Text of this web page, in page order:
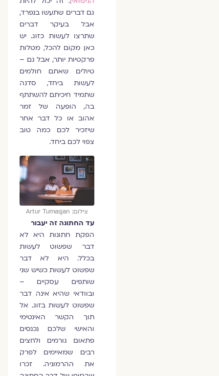
גם דברים שתעשו בנפרד,
אבל בעיקר דברים
שתרצו לעשות כזוג. יש
כאן מקום להכל, מטלות
פרקטיות יותר, אבל גם –
טיולים שאתם חולמים
לעשות ביחד, סדנה
שתמיד חיכיתם להשתתף
בה, הופעה של זמר
אהוב או כל דבר אחר
שיזכיר לכם כמה טוב
צפוי לכם ביחד.
צילום: Artur Tumasjan
עד החתונה זה יעבור
הפקת חתונות היא לא
דבר שפשוט לעשות
בכלל. היא לא דבר
שפשוט לעשות כשיש שני
שותפים עסקיים –
ובוודאי שהיא אינה דבר
שפשוט לעשות בזוג. אל
תוך הקשר האינטימי
והאישי שלכם נכנסים
פתאום גורמים ולחצים
רבים שמאיימים לפרק
את ההרמוניה. זכרו